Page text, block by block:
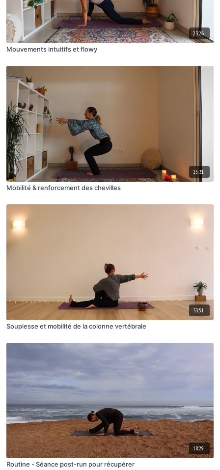
23:26
Mouvements intuitifs et flowy
15:31
Mobilité & renforcement des chevilles
33:51
Souplesse et mobilité de la colonne vertébrale
18:29
Routine - Séance post-run pour récupérer